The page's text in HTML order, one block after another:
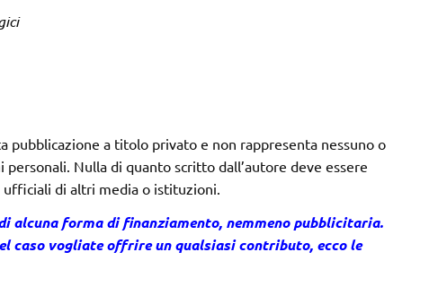
pubblicazione a titolo privato e non rappresenta nessuno o
Nulla di quanto scritto dall’autore deve essere
di altri media o istituzioni.
alcuna forma di finanziamento, nemmeno pubblicitaria.
caso vogliate offrire un qualsiasi contributo, ecco le